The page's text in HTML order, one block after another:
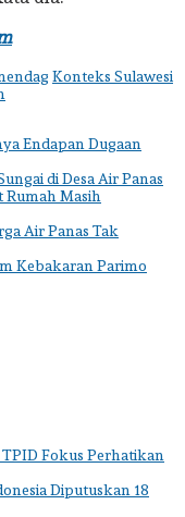
Konteks Sulawesi
Endapan Dugaan
di Desa Air Panas
Rumah Masih
Air Panas Tak
Kebakaran Parimo
Fokus Perhatikan
Diputuskan 18